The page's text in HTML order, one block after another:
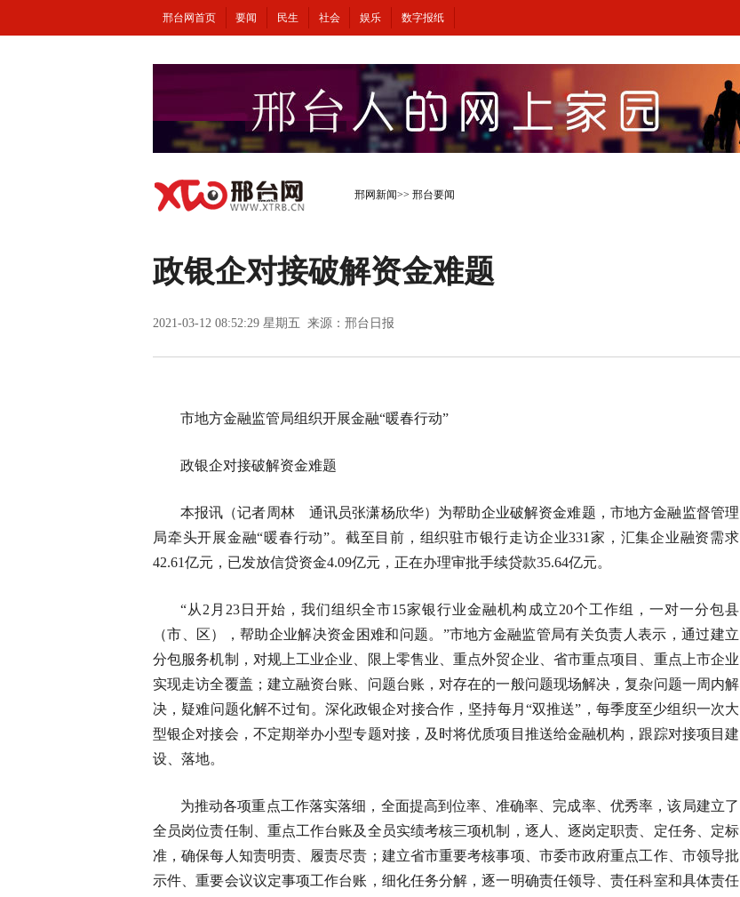
邢台网首页 要闻 民生 社会 娱乐 数字报纸
邢网新闻>> 邢台要闻
政银企对接破解资金难题
2021-03-12 08:52:29 星期五 来源：邢台日报
市地方金融监管局组织开展金融“暖春行动”
政银企对接破解资金难题
本报讯（记者周林 通讯员张潇杨欣华）为帮助企业破解资金难题，市地方金融监督管理
局牵头开展金融“暖春行动”。截至目前，组织驻市银行走访企业331家，汇集企业融资需求
42.61亿元，已发放信贷资金4.09亿元，正在办理审批手续贷款35.64亿元。
“从2月23日开始，我们组织全市15家银行业金融机构成立20个工作组，一对一分包县
（市、区），帮助企业解决资金困难和问题。”市地方金融监管局有关负责人表示，通过建立
分包服务机制，对规上工业企业、限上零售业、重点外贸企业、省市重点项目、重点上市企业
实现走访全覆盖；建立融资台账、问题台账，对存在的一般问题现场解决，复杂问题一周内解
决，疑难问题化解不过旬。深化政银企对接合作，坚持每月“双推送”，每季度至少组织一次大
型银企对接会，不定期举办小型专题对接，及时将优质项目推送给金融机构，跟踪对接项目建
设、落地。
为推动各项重点工作落实落细，全面提高到位率、准确率、完成率、优秀率，该局建立了
全员岗位责任制、重点工作台账及全员实绩考核三项机制，逐人、逐岗定职责、定任务、定标
准，确保每人知责明责、履责尽责；建立省市重要考核事项、市委市政府重点工作、市领导批
示件、重要会议议定事项工作台账，细化任务分解，逐一明确责任领导、责任科室和具体责任